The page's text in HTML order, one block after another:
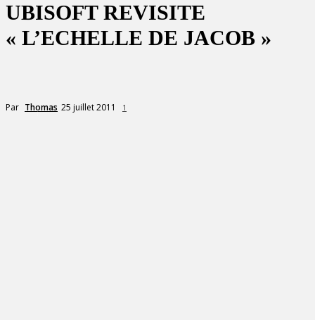
UBISOFT REVISITE
« L’ECHELLE DE JACOB »
Par Thomas 25 juillet 2011 1